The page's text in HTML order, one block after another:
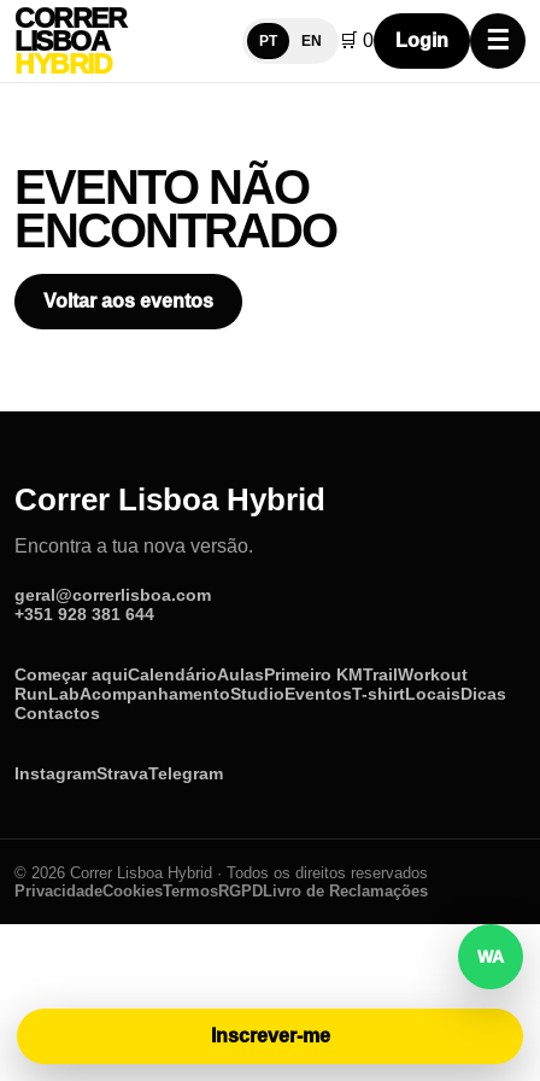
CORRER
LISBOA
HYBRID
PT EN 🛒 0 Login ☰
EVENTO NÃO
ENCONTRADO
Voltar aos eventos
Correr Lisboa Hybrid
Encontra a tua nova versão.
geral@correrlisboa.com
+351 928 381 644
Começar aquiCalendárioAulasPrimeiro KMTrailWorkout
RunLabAcompanhamentoStudioEventosT-shirtLocaisDicas
Contactos
InstagramStravaTelegram
© 2026 Correr Lisboa Hybrid · Todos os direitos reservados
PrivacidadeCookiesTermosRGPDLivro de Reclamações
Inscrever-me